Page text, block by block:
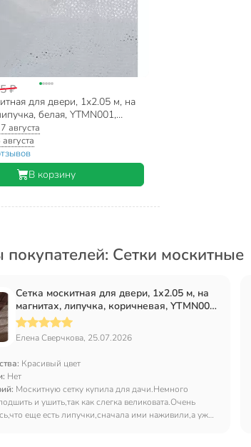
₽
для двери, 1х2.05 м, на
белая, YTMN001,
7 августа
августа
В корзину
Сетки москитные
Сетка москитная для двери, 1х2.05 м, на
магнитах, липучка, коричневая, YTMN002,
пакет
Елена Сверчкова, 25.07.2026
Красивый цвет
Нет
Москитную сетку купила для дачи.Немного
и ушить,так как слегка великовата.Очень
еще есть липучки,сначала ими наживили,а уж